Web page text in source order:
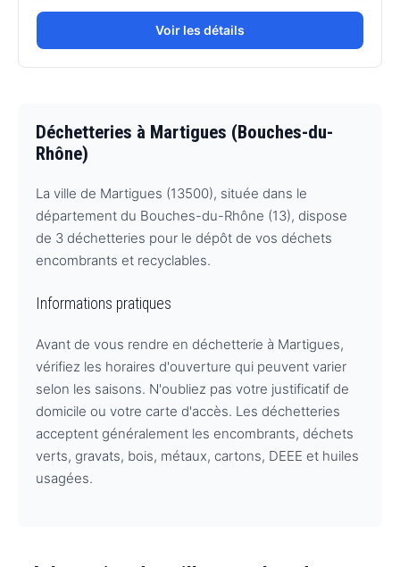
Voir les détails
Déchetteries à Martigues (Bouches-du-
Rhône)
La ville de Martigues (13500), située dans le
département du Bouches-du-Rhône (13), dispose
de 3 déchetteries pour le dépôt de vos déchets
encombrants et recyclables.
Informations pratiques
Avant de vous rendre en déchetterie à Martigues,
vérifiez les horaires d'ouverture qui peuvent varier
selon les saisons. N'oubliez pas votre justificatif de
domicile ou votre carte d'accès. Les déchetteries
acceptent généralement les encombrants, déchets
verts, gravats, bois, métaux, cartons, DEEE et huiles
usagées.